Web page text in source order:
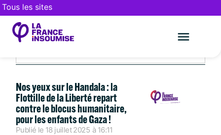
Tous les sites
JUILLET 18, 2025
Nos yeux sur le Handala : la
Flottille de la Liberté repart
contre le blocus humanitaire,
pour les enfants de Gaza !
Publié le 18 juillet 2025 à 16:11